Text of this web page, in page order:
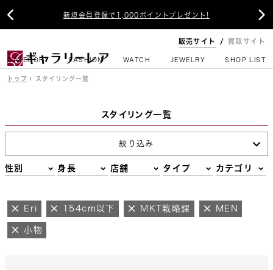
新規会員登録で1,000ポイントプレゼント!
 
販売サイト 買取サイト
CATEGORY FASHION WATCH JEWELRY SHOP LIST
トップ スタイリング一覧
スタイリング一覧
絞り込み
性別 身長 店舗 タイプ カテゴリ
Eri 154cm以下 MKT戦略課 MEN
小物